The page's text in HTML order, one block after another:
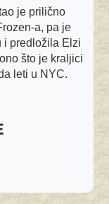
je prilično
a, pa je
i predložila Elzi
što je kraljici
leti u NYC.